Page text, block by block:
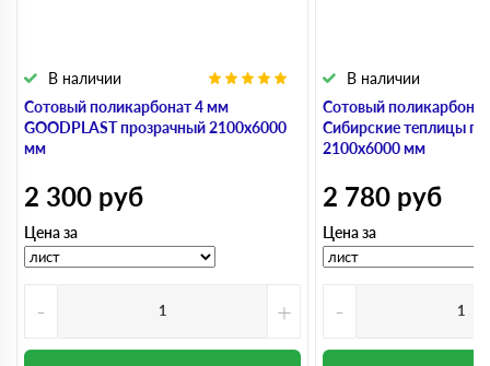
Сотовый поликарбонат 4 мм
GOODPLAST прозрачный 2100х6000
мм
В наличии
2 300 руб
Цена за
- +
Сотовый
Сибирские теплицы
2100х6000 мм
В наличии
2 780 руб
Цена за
-